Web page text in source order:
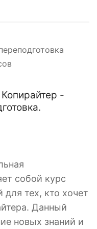
-
собой курс
для тех, кто хочет
Данный
новых знаний и